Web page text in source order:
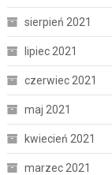
sierpień 2021
lipiec 2021
czerwiec 2021
maj 2021
kwiecień 2021
marzec 2021